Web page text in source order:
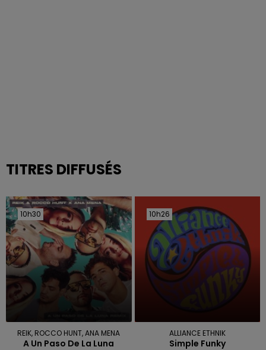
TITRES DIFFUSÉS
10h30
10h30
REIK, ROCCO HUNT, ANA MENA
A Un Paso De La Luna
10h26
10h26
ALLIANCE ETHNIK
Simple Funky